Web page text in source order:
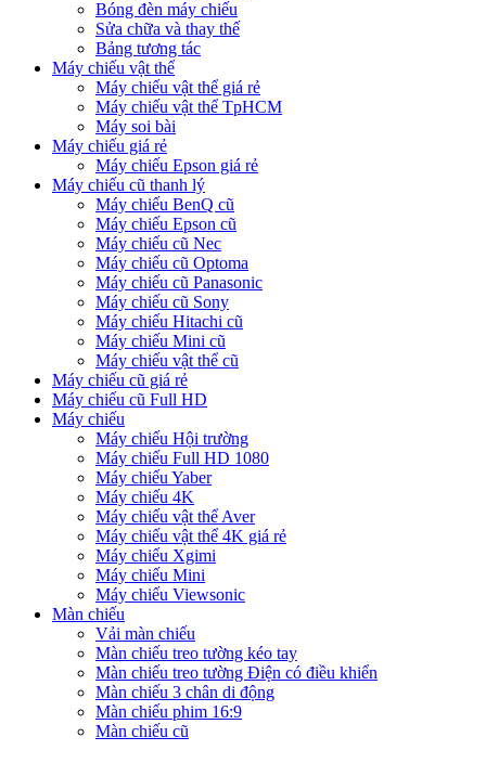
Bóng đèn máy chiếu
Sửa chữa và thay thế
Bảng tương tác
Máy chiếu vật thể
Máy chiếu vật thể giá rẻ
Máy chiếu vật thể TpHCM
Máy soi bài
Máy chiếu giá rẻ
Máy chiếu Epson giá rẻ
Máy chiếu cũ thanh lý
Máy chiếu BenQ cũ
Máy chiếu Epson cũ
Máy chiếu cũ Nec
Máy chiếu cũ Optoma
Máy chiếu cũ Panasonic
Máy chiếu cũ Sony
Máy chiếu Hitachi cũ
Máy chiếu Mini cũ
Máy chiếu vật thể cũ
Máy chiếu cũ giá rẻ
Máy chiếu cũ Full HD
Máy chiếu
Máy chiếu Hội trường
Máy chiếu Full HD 1080
Máy chiếu Yaber
Máy chiếu 4K
Máy chiếu vật thể Aver
Máy chiếu vật thể 4K giá rẻ
Máy chiếu Xgimi
Máy chiếu Mini
Máy chiếu Viewsonic
Màn chiếu
Vải màn chiếu
Màn chiếu treo tường kéo tay
Màn chiếu treo tường Điện có điều khiển
Màn chiếu 3 chân di động
Màn chiếu phim 16:9
Màn chiếu cũ